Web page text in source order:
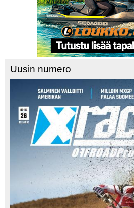
Uusin numero